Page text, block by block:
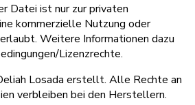
Datei ist nur zur privaten
kommerzielle Nutzung oder
Weitere Informationen dazu
Lizenzrechte.
Losada erstellt. Alle Rechte an
verbleiben bei den Herstellern.